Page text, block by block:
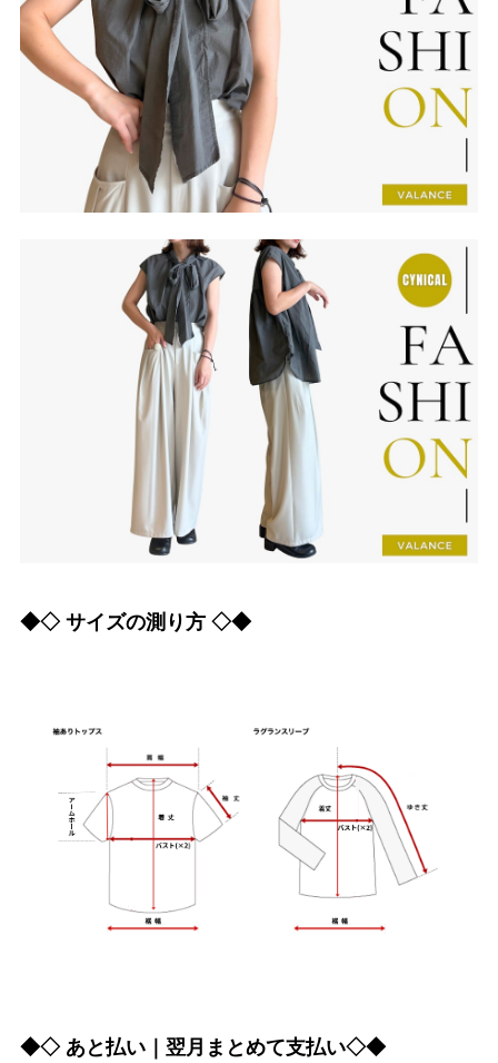
◆◇ サイズの測り方 ◇◆
◆◇ あと払い｜翌月まとめて支払い◇◆